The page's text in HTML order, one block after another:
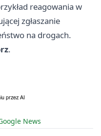
reagowania w
zgłaszanie
na drogach.
.
News